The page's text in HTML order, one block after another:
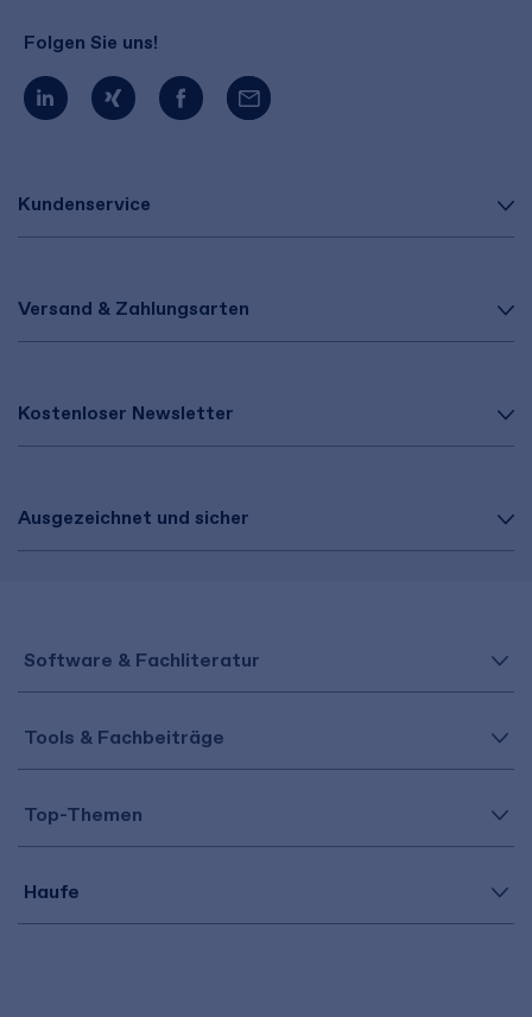
Kundenservice
Versand & Zahlungsarten
Kostenloser Newsletter
Ausgezeichnet und sicher
Folgen Sie uns!
Software & Fachliteratur
Tools & Fachbeiträge
Top-Themen
Haufe